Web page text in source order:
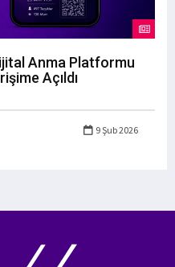
Anma Platformu
Açıldı
9 Şub 2026